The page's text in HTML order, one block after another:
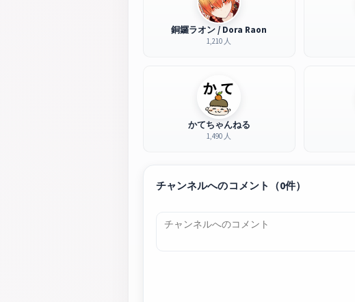
銅鑼ラオン / Dora Raon
1,210 人
かてちゃんねる
1,490 人
チャンネルへのコメント（0件）